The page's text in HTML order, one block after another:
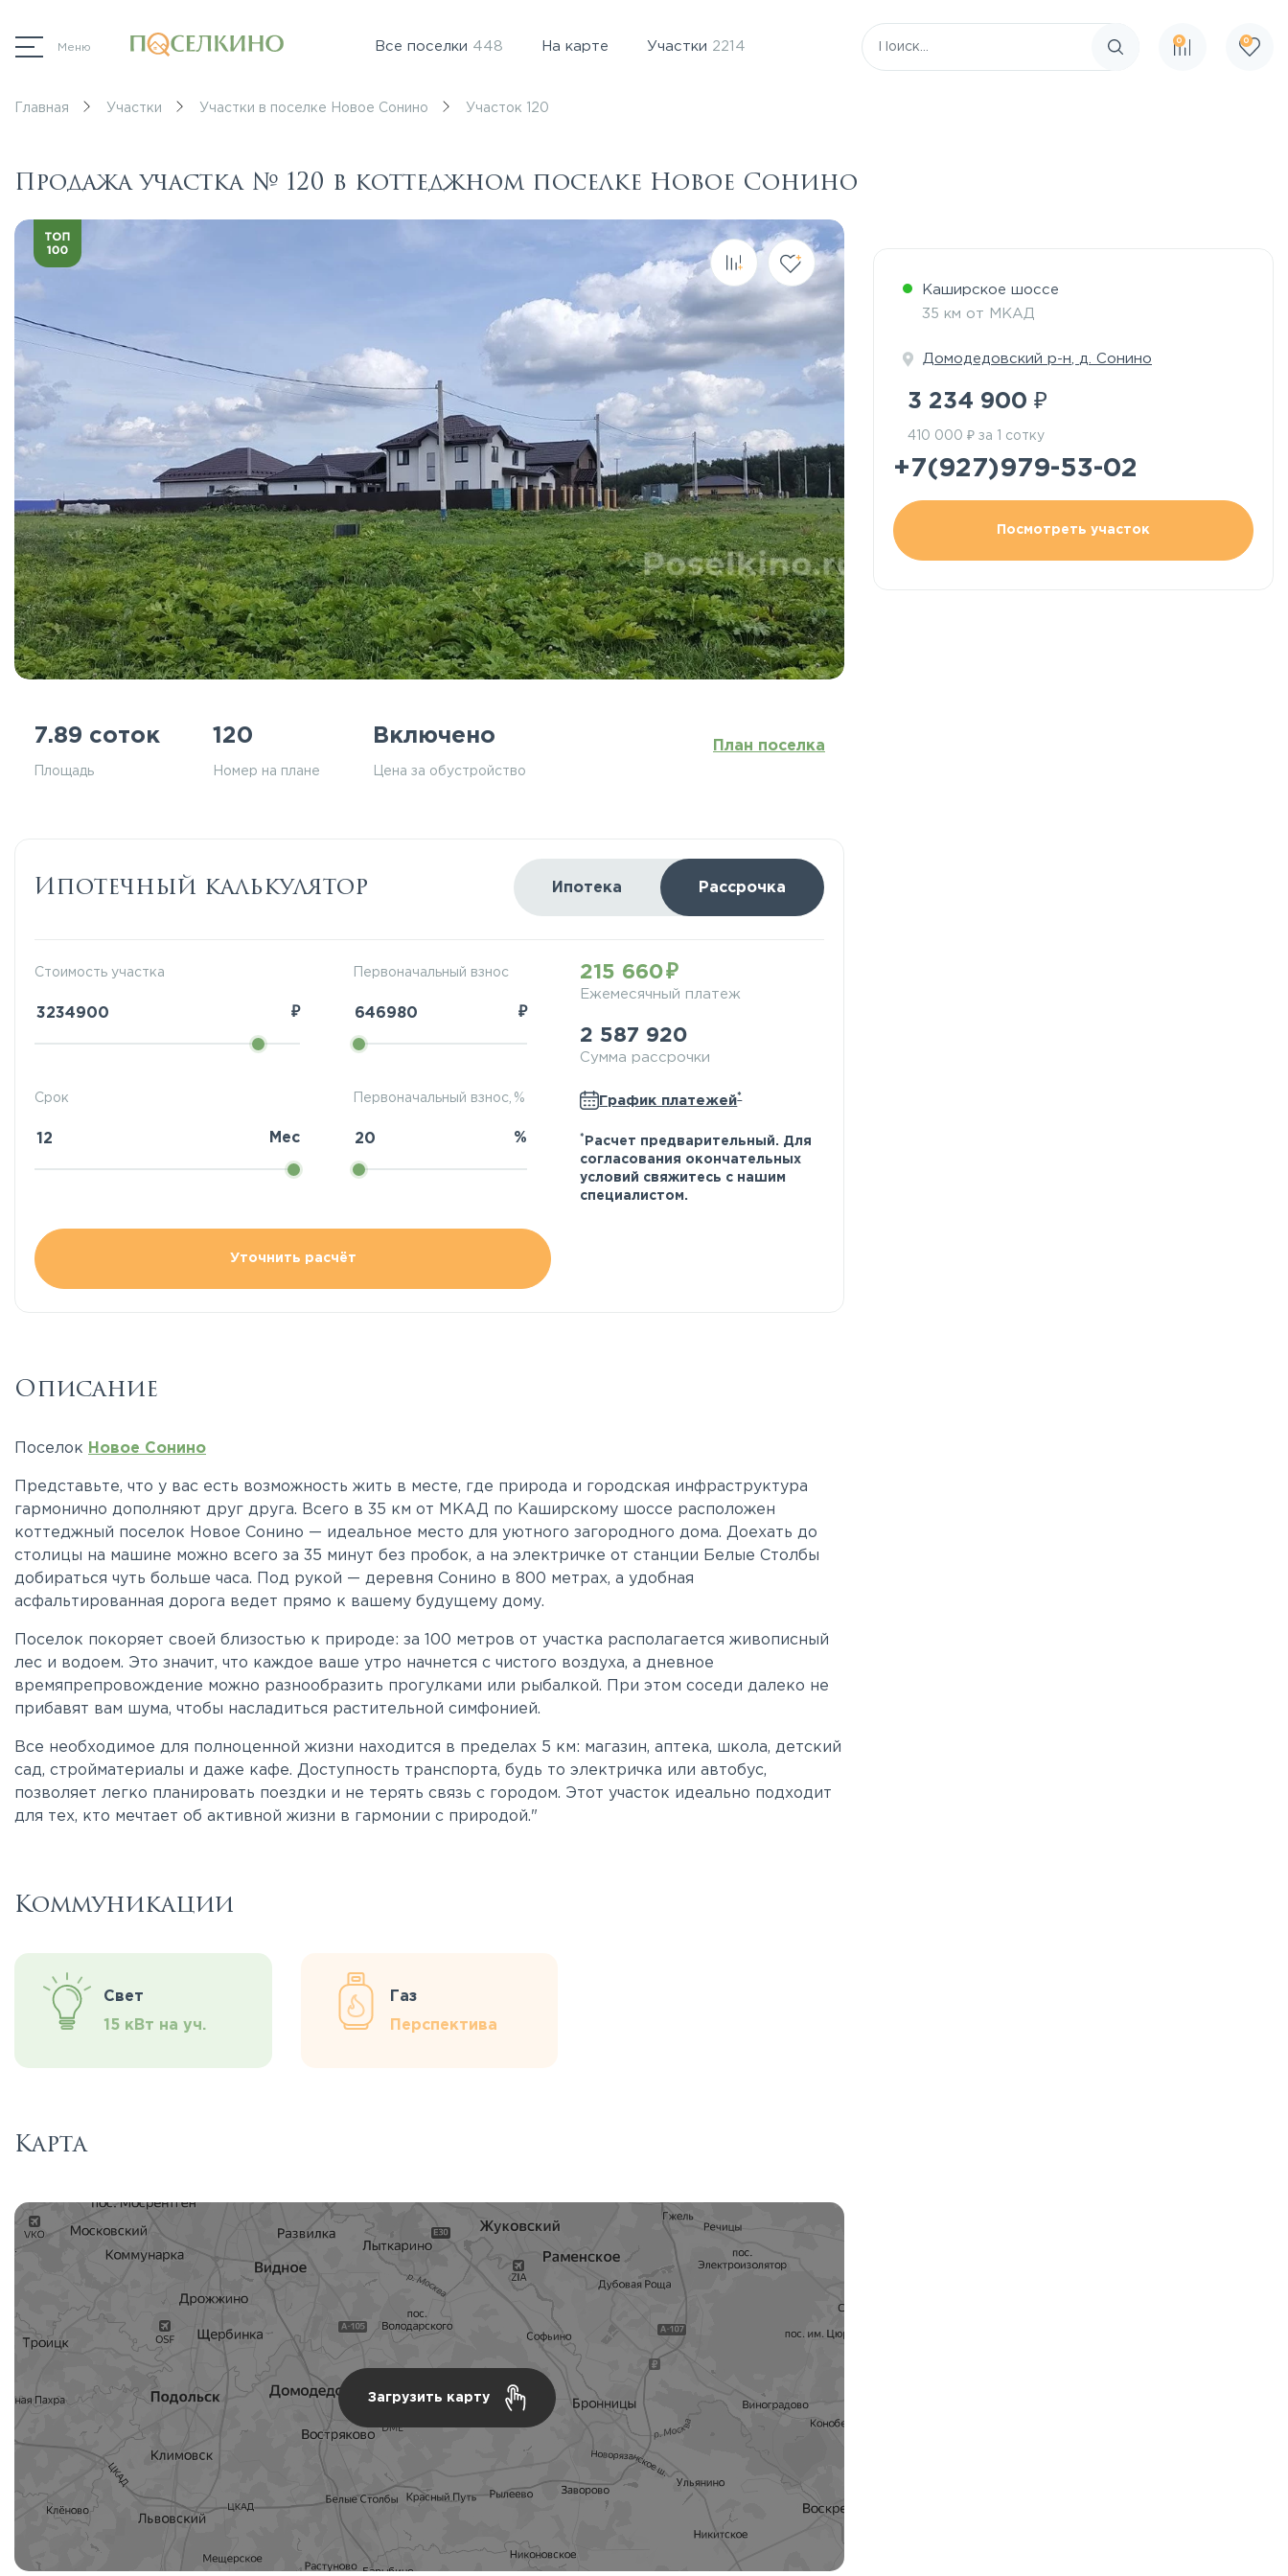
Меню Все поселки 448 На карте Участки 2214
Поиск по сайту
0 0
Главная Участки Участки в поселке Новое Сонино Участок 120
Продажа участка № 120 в коттеджном поселке Новое Сонино
7.89 соток
Площадь
120
Номер на плане
Включено
Цена за обустройство
План поселка
Ипотечный калькулятор Ипотека Рассрочка
Стоимость участка
₽
Первоначальный взнос
₽
Срок
Мес
Первоначальный взнос, %
%
Уточнить расчёт
215 660
Ежемесячный платеж
2 587 920
Сумма рассрочки
График платежей*
* Расчет предварительный. Для
согласования окончательных
условий свяжитесь с нашим
специалистом.
Описание
Поселок Новое Сонино
Представьте, что у вас есть возможность жить в месте, где природа и городская инфраструктура
гармонично дополняют друг друга. Всего в 35 км от МКАД по Каширскому шоссе расположен
коттеджный поселок Новое Сонино — идеальное место для уютного загородного дома. Доехать до
столицы на машине можно всего за 35 минут без пробок, а на электричке от станции Белые Столбы
добираться чуть больше часа. Под рукой — деревня Сонино в 800 метрах, а удобная
асфальтированная дорога ведет прямо к вашему будущему дому.
Поселок покоряет своей близостью к природе: за 100 метров от участка располагается живописный
лес и водоем. Это значит, что каждое ваше утро начнется с чистого воздуха, а дневное
времяпрепровождение можно разнообразить прогулками или рыбалкой. При этом соседи далеко не
прибавят вам шума, чтобы насладиться растительной симфонией.
Все необходимое для полноценной жизни находится в пределах 5 км: магазин, аптека, школа, детский
сад, стройматериалы и даже кафе. Доступность транспорта, будь то электричка или автобус,
позволяет легко планировать поездки и не терять связь с городом. Этот участок идеально подходит
для тех, кто мечтает об активной жизни в гармонии с природой."
Коммуникации
Свет
15 кВт на уч.
Газ
Перспектива
Карта
Загрузить карту
Каширское шоссе
35 км от МКАД
Домодедовский р-н д. Сонино
3 234 900 ₽
410 000 ₽ за 1 сотку
+7(927)979-53-02
Посмотреть участок